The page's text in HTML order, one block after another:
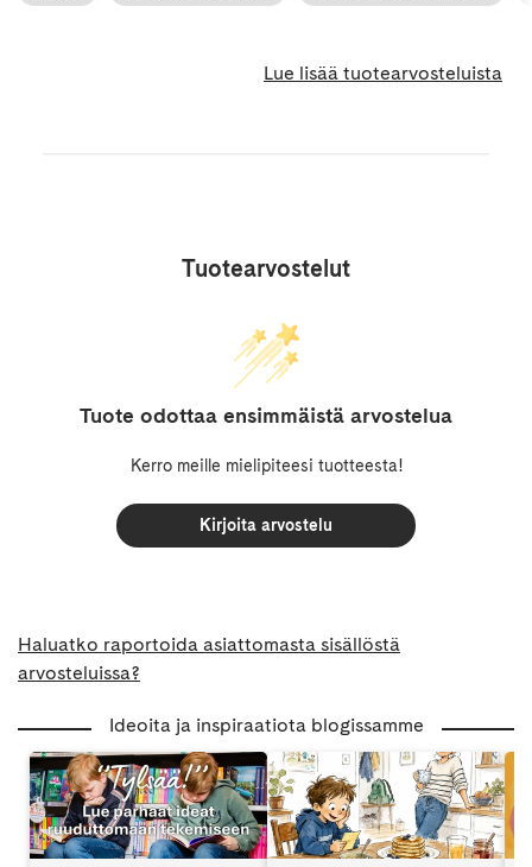
Lue lisää tuotearvosteluista
Tuotearvostelut
Tuote odottaa ensimmäistä arvostelua
Kerro meille mielipiteesi tuotteesta!
Kirjoita arvostelu
Haluatko raportoida asiattomasta sisällöstä
arvosteluissa?
Ideoita ja inspiraatiota blogissamme